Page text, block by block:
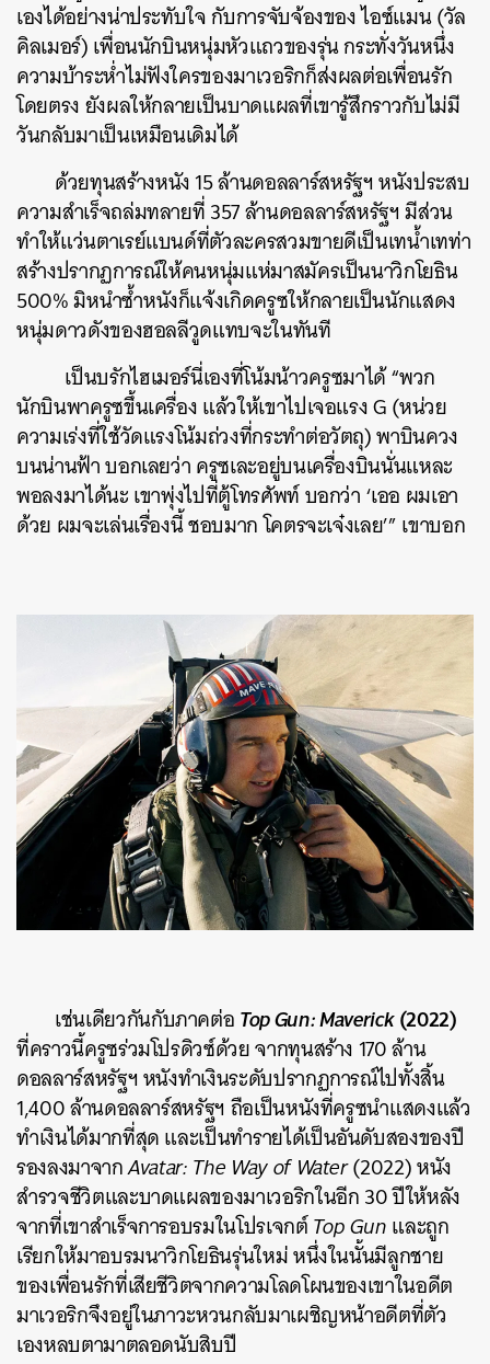
เองได้อย่างน่าประทับใจ กับการจับจ้องของ ไอซ์แมน (วัล
คิลเมอร์) เพื่อนนักบินหนุ่มหัวแถวของรุ่น กระทั่งวันหนึ่ง
ความบ้าระห่ำไม่ฟังใครของมาเวอริกก็ส่งผลต่อเพื่อนรัก
โดยตรง ยังผลให้กลายเป็นบาดแผลที่เขารู้สึกราวกับไม่มี
วันกลับมาเป็นเหมือนเดิมได้
ด้วยทุนสร้างหนัง 15 ล้านดอลลาร์สหรัฐฯ หนังประสบ
ความสำเร็จถล่มทลายที่ 357 ล้านดอลลาร์สหรัฐฯ มีส่วน
ทำให้แว่นตาเรย์แบนด์ที่ตัวละครสวมขายดีเป็นเทน้ำเทท่า
สร้างปรากฏการณ์ให้คนหนุ่มแห่มาสมัครเป็นนาวิกโยธิน
500% มิหนำซ้ำหนังก็แจ้งเกิดครูซให้กลายเป็นนักแสดง
หนุ่มดาวดังของฮอลลีวูดแทบจะในทันที
เป็นบรักไฮเมอร์นี่เองที่โน้มน้าวครูซมาได้ “พวก
นักบินพาครูซขึ้นเครื่อง แล้วให้เขาไปเจอแรง G (หน่วย
ความเร่งที่ใช้วัดแรงโน้มถ่วงที่กระทำต่อวัตถุ) พาบินควง
บนน่านฟ้า บอกเลยว่า ครูซเละอยู่บนเครื่องบินนั่นแหละ
พอลงมาได้นะ เขาพุ่งไปที่ตู้โทรศัพท์ บอกว่า ‘เออ ผมเอา
ด้วย ผมจะเล่นเรื่องนี้ ชอบมาก โคตรจะเจ๋งเลย’” เขาบอก
เช่นเดียวกันกับภาคต่อTop Gun: Maverick(2022)
ที่คราวนี้ครูซร่วมโปรดิวซ์ด้วย จากทุนสร้าง 170 ล้าน
ดอลลาร์สหรัฐฯ หนังทำเงินระดับปรากฏการณ์ไปทั้งสิ้น
1,400 ล้านดอลลาร์สหรัฐฯ ถือเป็นหนังที่ครูซนำแสดงแล้ว
ทำเงินได้มากที่สุด และเป็นทำรายได้เป็นอันดับสองของปี
รองลงมาจากAvatar: The Way of Water(2022) หนัง
สำรวจชีวิตและบาดแผลของมาเวอริกในอีก 30 ปีให้หลัง
จากที่เขาสำเร็จการอบรมในโปรเจกต์Top Gunและถูก
เรียกให้มาอบรมนาวิกโยธินรุ่นใหม่ หนึ่งในนั้นมีลูกชาย
ของเพื่อนรักที่เสียชีวิตจากความโลดโผนของเขาในอดีต
มาเวอริกจึงอยู่ในภาวะหวนกลับมาเผชิญหน้าอดีตที่ตัว
เองหลบตามาตลอดนับสิบปี